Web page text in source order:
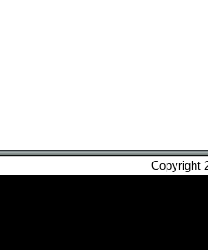
Copyright